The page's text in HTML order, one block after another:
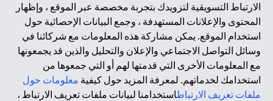
الارتباط التسويقية لتزويدك بتجربة مخصصة عبر الموقع ، وإظهار
المحتوى والإعلانات المستهدفة ، وجمع البيانات الإحصائية حول
استخدام الموقع. يمكن مشاركة هذه المعلومات مع شركائنا في
وسائل التواصل الاجتماعي والإعلان والتحليل والذين قد يجمعونها
مع المعلومات الأخرى التي قدمتها لهم أو التي جمعوها من
استخدامك لخدماتهم. لمعرفة المزيد حول كيفية معلومات حول
ملفات تعريف الارتباطاستخدامنا لبيانات ملفات تعريف الارتباط ،
الإمارات في دبي، و CN-1002019 لفرع أبوظبي. هاتف: 4000 311 04.
فرع سيتي بنك إن إيه - الإمارات العربية المتحدة مرخص من مصرف
الإمارات العربية المتحدة المركزي كفرع لبنك أجنبي.
سيتي بنك إن إيه الإمارات العربية المتحدة مرخص من هيئة الأوراق المالية
والسلع في الإمارات العربية المتحدة ("SCA") للقيام بالنشاط المالي لـ أ)
الاستشارات المالية والتعريف والترويج بموجب ترخيص رقم
20200000097 ب) وسيط تداول في الأسواق الدولية بموجب ترخيص